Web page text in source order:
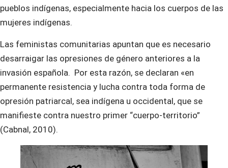
pueblos indígenas, especialmente hacia los cuerpos de las
mujeres indígenas.
Las feministas comunitarias apuntan que es necesario
desarraigar las opresiones de género anteriores a la
invasión española. Por esta razón, se declaran «en
permanente resistencia y lucha contra toda forma de
opresión patriarcal, sea indígena u occidental, que se
manifieste contra nuestro primer “cuerpo-territorio”
(Cabnal, 2010).